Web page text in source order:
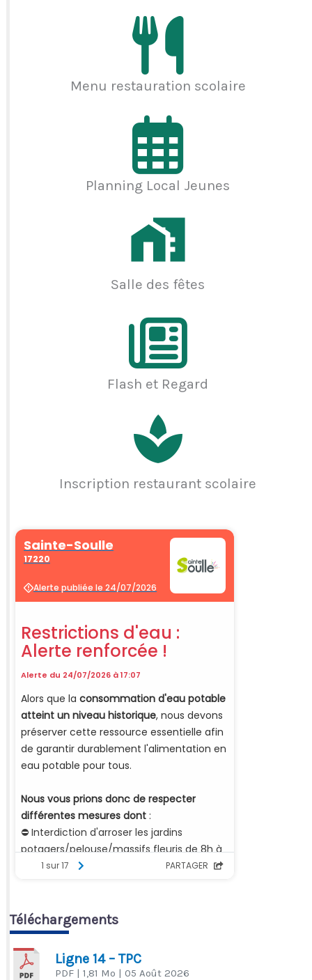
Menu restauration scolaire
Planning Local Jeunes
Salle des fêtes
Flash et Regard
Inscription restaurant scolaire
Téléchargements
Ligne 14 – TPC
PDF | 1,81 Mo | 05 Août 2026